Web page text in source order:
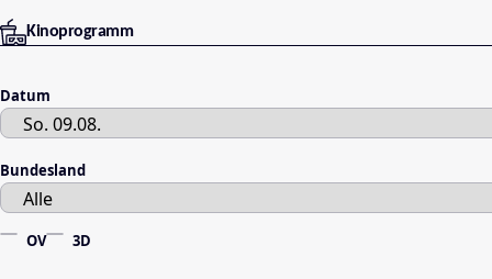
Kinoprogramm
Datum
Bundesland
OV 3D